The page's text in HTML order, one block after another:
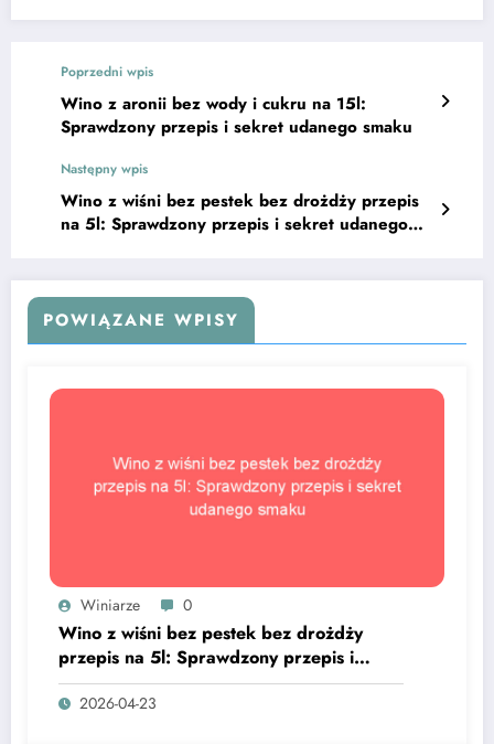
Poprzedni wpis
Wino z aronii bez wody i cukru na 15l:
Sprawdzony przepis i sekret udanego smaku
Następny wpis
Wino z wiśni bez pestek bez drożdży przepis
na 5l: Sprawdzony przepis i sekret udanego
POWIĄZANE WPISY
Winiarze 0
Wino z wiśni bez pestek bez drożdży
przepis na 5l: Sprawdzony przepis i
sekret udanego smaku
2026-04-23